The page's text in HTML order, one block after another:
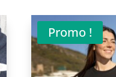
initial
était :
69,00€.
actuel
est :
49,00€.
Promo !